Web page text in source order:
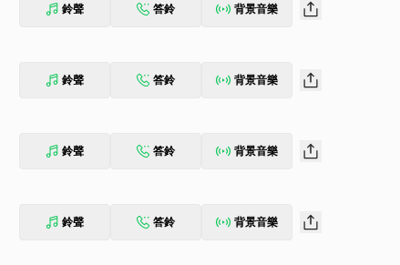
鈴聲 答鈴 背景音樂
鈴聲 答鈴 背景音樂
鈴聲 答鈴 背景音樂
鈴聲 答鈴 背景音樂